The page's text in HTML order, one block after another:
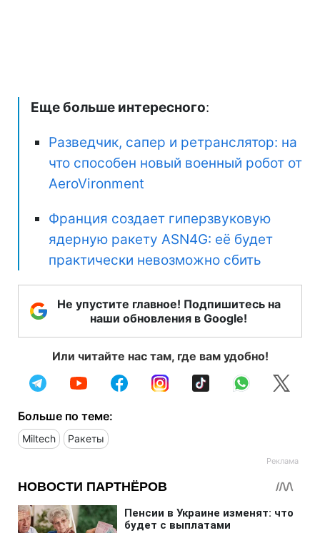
Еще больше интересного:
Разведчик, сапер и ретранслятор: на
что способен новый военный робот от
AeroVironment
Франция создает гиперзвуковую
ядерную ракету ASN4G: её будет
практически невозможно сбить
Не упустите главное! Подпишитесь на
наши обновления в Google!
Или читайте нас там, где вам удобно!
Больше по теме:
Miltech Ракеты